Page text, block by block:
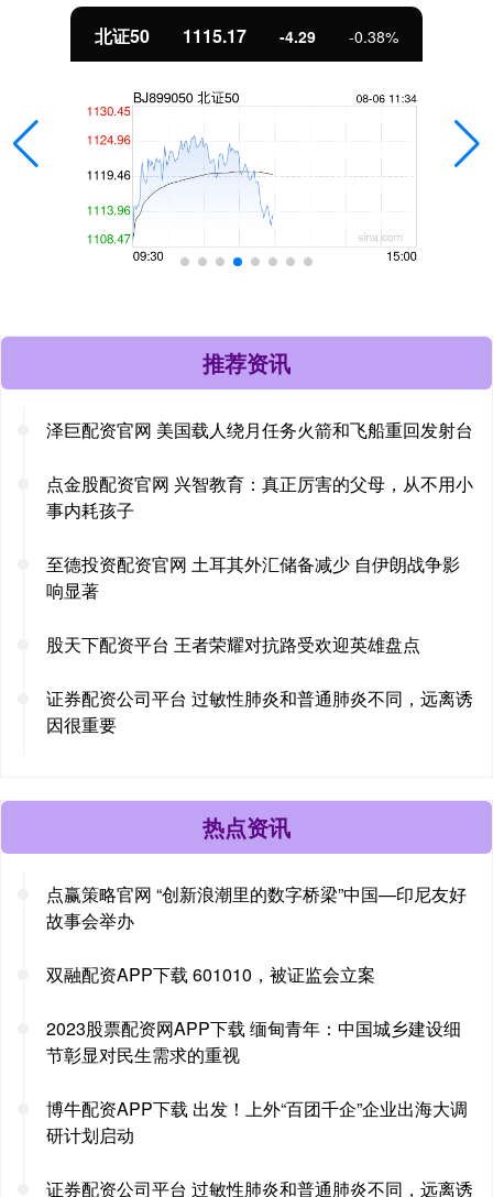
北证50 1115.17 -4.29 -0.38%
推荐资讯
泽巨配资官网 美国载人绕月任务火箭和飞船重回发射台
点金股配资官网 兴智教育：真正厉害的父母，从不用小
事内耗孩子
至德投资配资官网 土耳其外汇储备减少 自伊朗战争影
响显著
股天下配资平台 王者荣耀对抗路受欢迎英雄盘点
证券配资公司平台 过敏性肺炎和普通肺炎不同，远离诱
因很重要
热点资讯
点赢策略官网 “创新浪潮里的数字桥梁”中国—印尼友好
故事会举办
双融配资APP下载 601010，被证监会立案
2023股票配资网APP下载 缅甸青年：中国城乡建设细
节彰显对民生需求的重视
博牛配资APP下载 出发！上外“百团千企”企业出海大调
研计划启动
证券配资公司平台 过敏性肺炎和普通肺炎不同，远离诱